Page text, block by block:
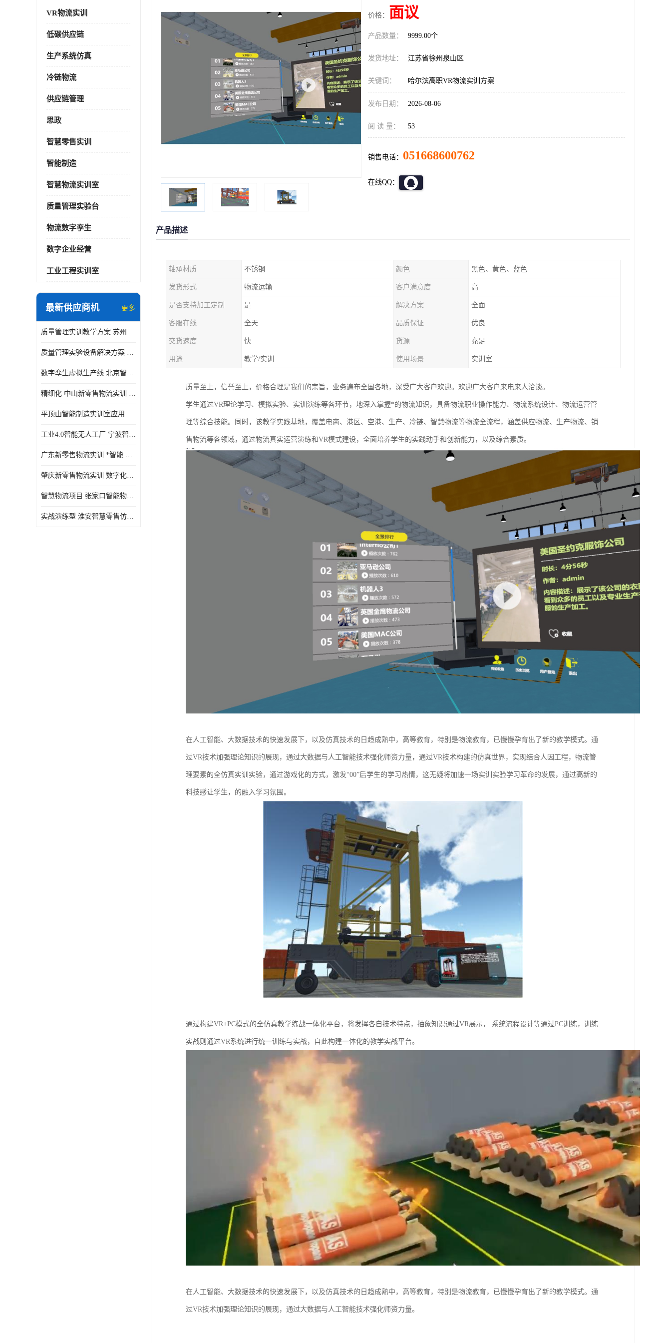
VR物流实训
低碳供应链
生产系统仿真
冷链物流
供应链管理
思政
智慧零售实训
智能制造
智慧物流实训室
质量管理实验台
物流数字孪生
数字企业经营
工业工程实训室
最新供应商机 更多
质量管理实训教学方案 苏州质量管理实训 _京创智业
质量管理实验设备解决方案 徐州质量管理实训 _京创智业
数字孪生虚拟生产线 北京智能制造仿真应用
精细化 中山新零售物流实训 数字化赋能
平顶山智能制造实训室应用
工业4.0智能无人工厂 宁波智能制造仿真项目
广东新零售物流实训 *智能 实战演练型
肇庆新零售物流实训 数字化赋能 创新实践
智慧物流项目 张家口智能物流装备
实战演练型 淮安智慧零售仿真实训 实战沉浸式
价格： 面议
产品数量： 9999.00个
发货地址： 江苏省徐州泉山区
关键词： 哈尔滨高职VR物流实训方案
发布日期： 2026-08-06
阅 读 量： 53
销售电话： 051668600762
在线QQ：
产品描述
轴承材质 不锈钢 颜色 黑色、黄色、蓝色
发货形式 物流运输 客户满意度 高
是否支持加工定制 是 解决方案 全面
客服在线 全天 品质保证 优良
交货速度 快 货源 充足
用途 教学/实训 使用场景 实训室
质量至上，信誉至上，价格合理是我们的宗旨，业务遍布全国各地，深受广大客户欢迎。欢迎广大客户来电来人洽谈。
学生通过VR理论学习、模拟实验、实训演练等各环节，地深入掌握*的物流知识，具备物流职业操作能力、物流系统设计、物流运营管
理等综合技能。同时，该教学实践基地，覆盖电商、港区、空港、生产、冷链、智慧物流等物流全流程，涵盖供应物流、生产物流、销
售物流等各领域，通过物流真实运营演练和VR模式建设，全面培养学生的实践动手和创新能力，以及综合素质。
在人工智能、大数据技术的快速发展下，以及仿真技术的日趋成熟中，高等教育，特别是物流教育，已慢慢孕育出了新的教学模式。通
过VR技术加强理论知识的展现，通过大数据与人工智能技术强化师资力量，通过VR技术构建的仿真世界，实现结合人因工程，物流管
理要素的全仿真实训实验，通过游戏化的方式，激发“00”后学生的学习热情，这无疑将加速一场实训实验学习革命的发展，通过高新的
科技感让学生，的融入学习氛围。
通过构建VR+PC模式的全仿真教学练战一体化平台，将发挥各自技术特点，抽象知识通过VR展示， 系统流程设计等通过PC训练，训练
实战则通过VR系统进行统一训练与实战，自此构建一体化的教学实战平台。
在人工智能、大数据技术的快速发展下，以及仿真技术的日趋成熟中，高等教育，特别是物流教育，已慢慢孕育出了新的教学模式。通
过VR技术加强理论知识的展现，通过大数据与人工智能技术强化师资力量。